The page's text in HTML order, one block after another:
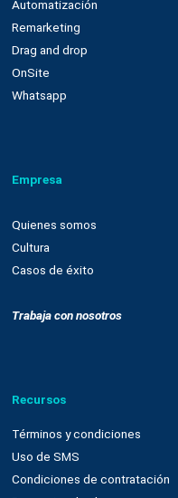
Nuestra plataforma
Email marketing y web
Integración con